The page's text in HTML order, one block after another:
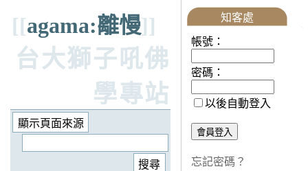
[[agama:離慢]]
台大獅子吼佛
學專站
知客處
帳號：
密碼：
以後自動登入
忘記密碼？